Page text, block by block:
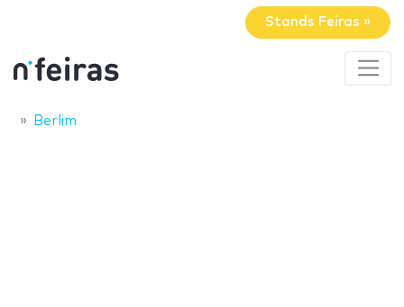
Stands Feiras »
Berlim